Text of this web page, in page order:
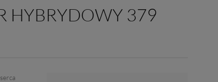
HYBRYDOWY 379